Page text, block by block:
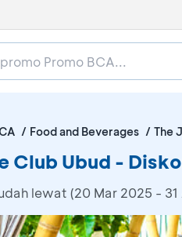
Food and Beverages The
Club Ubud -
lewat (20 Mar 2025 - 31